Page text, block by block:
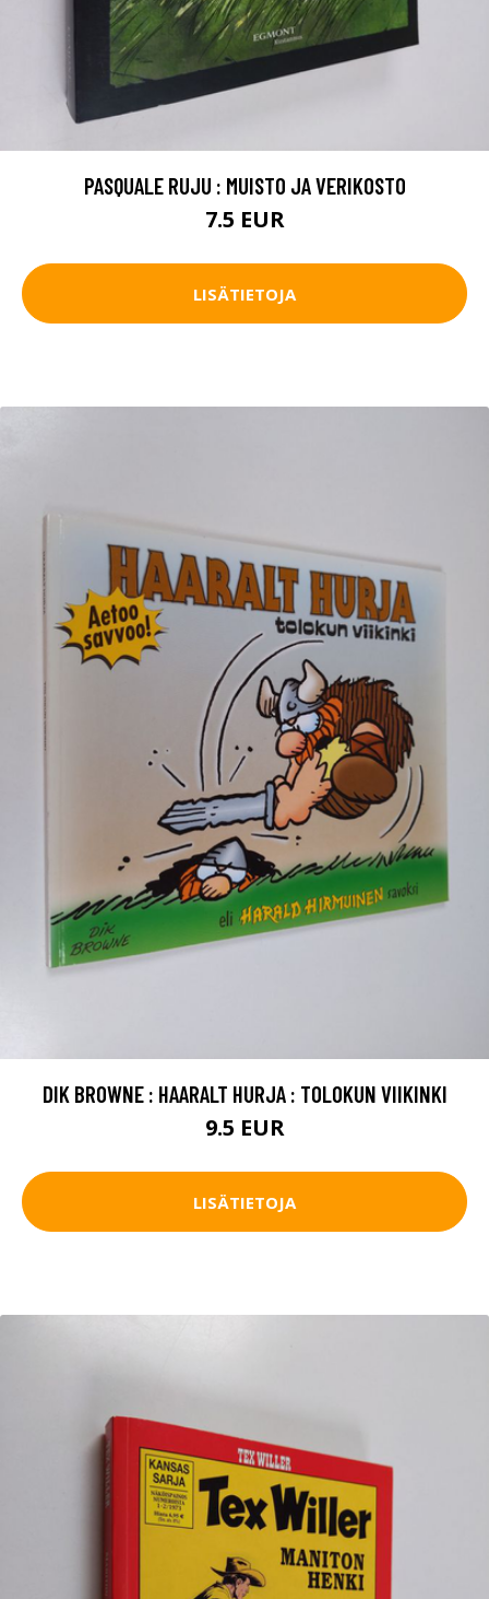
PASQUALE RUJU : MUISTO JA VERIKOSTO
7.5 EUR
LISÄTIETOJA
DIK BROWNE : HAARALT HURJA : TOLOKUN VIIKINKI
9.5 EUR
LISÄTIETOJA